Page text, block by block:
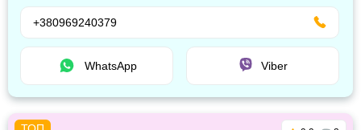
+380969240379
WhatsApp Viber